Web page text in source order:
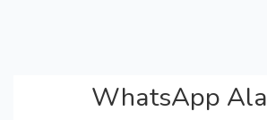
WhatsApp